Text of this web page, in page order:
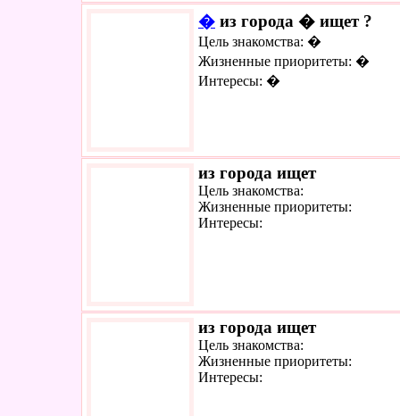
� из города � ищет ?
Цель знакомства: �
Жизненные приоритеты: �
Интересы: �
из города ищет
Цель знакомства:
Жизненные приоритеты:
Интересы:
из города ищет
Цель знакомства:
Жизненные приоритеты:
Интересы: